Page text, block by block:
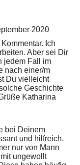
2020
Ich
Aber sei Dir
jedem Fall im
nach einer/m
Du vielleicht
Geschichte
Katharina
bei Deinem
und hilfreich.
nur von Mann
ungewollt